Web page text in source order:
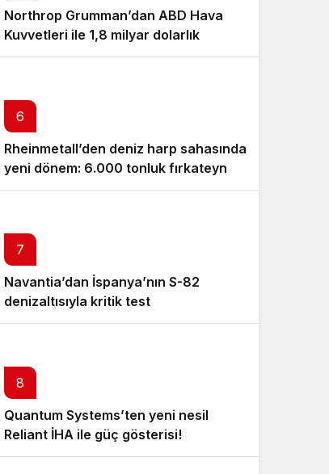
Northrop Grumman’dan ABD Hava
Kuvvetleri ile 1,8 milyar dolarlık
Litening pod anlaşması!
6
Rheinmetall’den deniz harp sahasında
yeni dönem: 6.000 tonluk fırkateyn
GMF 140 tanıtıldı!
7
Navantia’dan İspanya’nın S-82
denizaltısıyla kritik test
8
Quantum Systems’ten yeni nesil
Reliant İHA ile güç gösterisi!